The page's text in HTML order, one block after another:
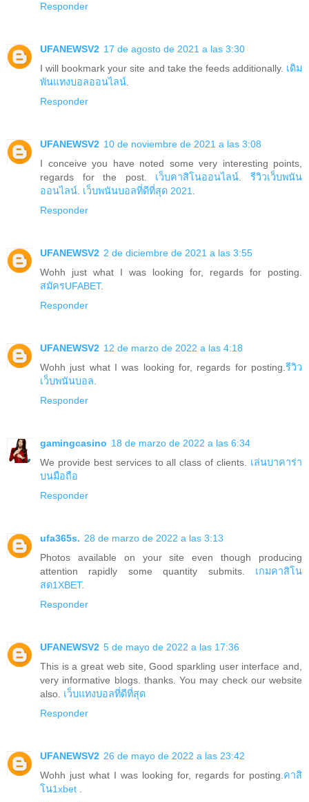
Responder
UFANEWSV2 17 de agosto de 2021 a las 3:30
I will bookmark your site and take the feeds additionally. เดิม
พันแทงบอลออนไลน์.
Responder
UFANEWSV2 10 de noviembre de 2021 a las 3:08
I conceive you have noted some very interesting points,
regards for the post. เว็บคาสิโนออนไลน์.รีวิวเว็บพนัน
ออนไลน์. เว็บพนันบอลที่ดีที่สุด 2021.
Responder
UFANEWSV2 2 de diciembre de 2021 a las 3:55
Wohh just what I was looking for, regards for posting.
สมัครUFABET.
Responder
UFANEWSV2 12 de marzo de 2022 a las 4:18
Wohh just what I was looking for, regards for posting.รีวิว
เว็บพนันบอล.
Responder
gamingcasino 18 de marzo de 2022 a las 6:34
We provide best services to all class of clients. เล่นบาคาร่า
บนมือถือ
Responder
ufa365s. 28 de marzo de 2022 a las 3:13
Photos available on your site even though producing
attention rapidly some quantity submits. เกมคาสิโน
สด1XBET.
Responder
UFANEWSV2 5 de mayo de 2022 a las 17:36
This is a great web site, Good sparkling user interface and,
very informative blogs. thanks. You may check our website
also. เว็บแทงบอลที่ดีที่สุด
Responder
UFANEWSV2 26 de mayo de 2022 a las 23:42
Wohh just what I was looking for, regards for posting. คาสิ
โน1xbet